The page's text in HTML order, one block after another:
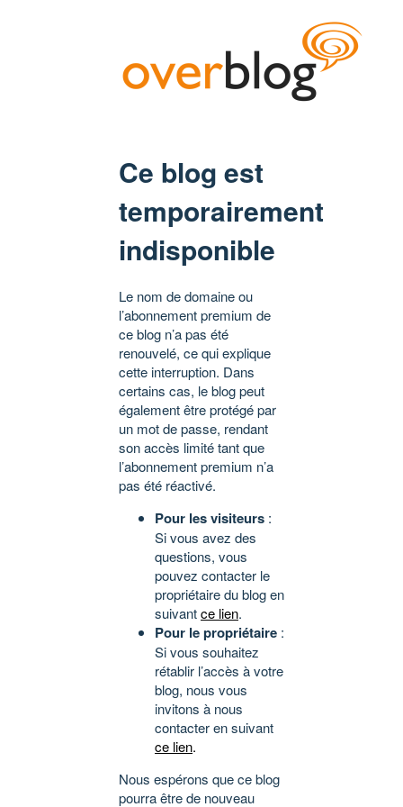
Ce blog est
temporairement
indisponible
Le nom de domaine ou
l’abonnement premium de
ce blog n’a pas été
renouvelé, ce qui explique
cette interruption. Dans
certains cas, le blog peut
également être protégé par
un mot de passe, rendant
son accès limité tant que
l’abonnement premium n’a
pas été réactivé.
Pour les visiteurs :
Si vous avez des
questions, vous
pouvez contacter le
propriétaire du blog en
suivantce lien.
Pour le propriétaire :
Si vous souhaitez
rétablir l’accès à votre
blog, nous vous
invitons à nous
contacter en suivant
ce lien.
Nous espérons que ce blog
pourra être de nouveau